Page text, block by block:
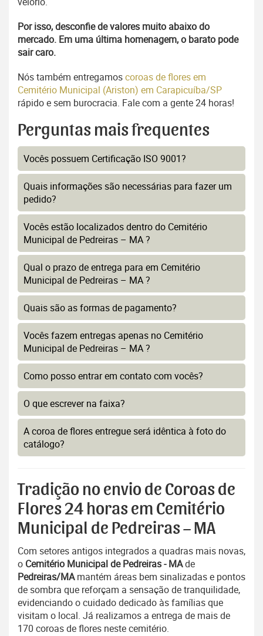
Por isso, desconfie de valores muito abaixo do
mercado. Em uma última homenagem, o barato pode
sair caro.
Nós também entregamoscoroas de flores em
Cemitério Municipal (Ariston) em Carapicuíba/SP
rápido e sem burocracia. Fale com a gente 24 horas!
Perguntas mais frequentes
Vocês possuem Certificação ISO 9001?
Quais informações são necessárias para fazer um
pedido?
Vocês estão localizados dentro do Cemitério
Municipal de Pedreiras – MA ?
Qual o prazo de entrega para em Cemitério
Municipal de Pedreiras – MA ?
Quais são as formas de pagamento?
Vocês fazem entregas apenas no Cemitério
Municipal de Pedreiras – MA ?
Como posso entrar em contato com vocês?
O que escrever na faixa?
A coroa de flores entregue será idêntica à foto do
catálogo?
Tradição no envio de Coroas de
Flores 24 horas em Cemitério
Municipal de Pedreiras – MA
Com setores antigos integrados a quadras mais novas,
o Cemitério Municipal de Pedreiras - MAde
Pedreiras/MAmantém áreas bem sinalizadas e pontos
de sombra que reforçam a sensação de tranquilidade,
evidenciando o cuidado dedicado às famílias que
visitam o local. Já realizamos a entrega de mais de
170 coroas de flores neste cemitério.